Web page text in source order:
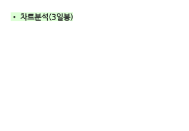
• 차트분석(3일봉)